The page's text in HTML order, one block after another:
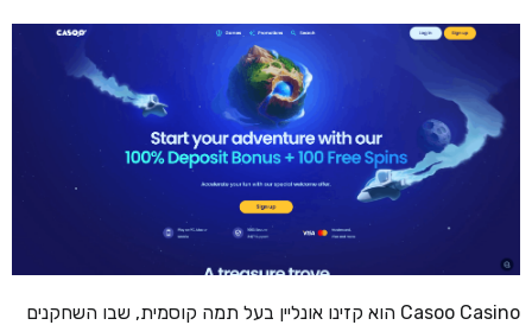
Casoo Casino הוא קזינו אונליין בעל תמה קוסמית, שבו השחקנים